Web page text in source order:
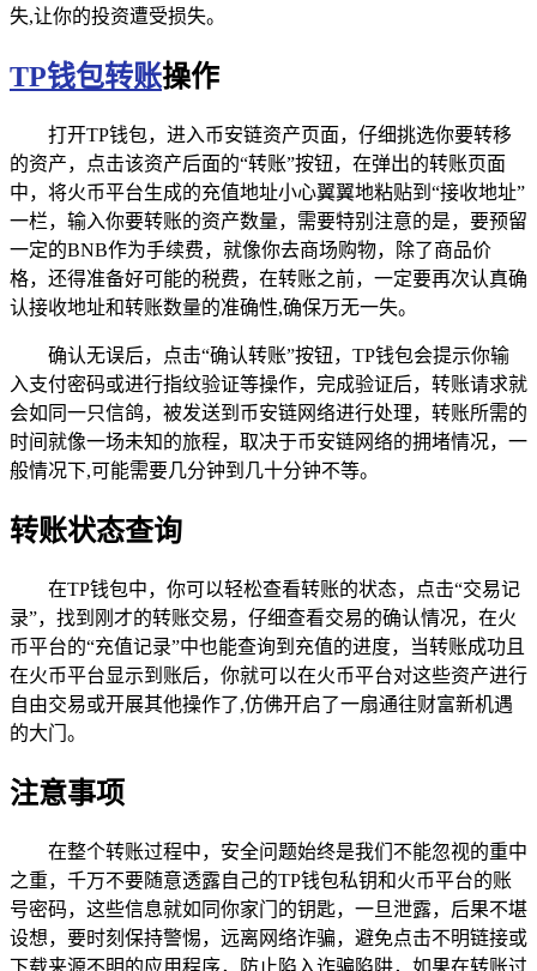
失,让你的投资遭受损失。
TP钱包转账操作
打开TP钱包，进入币安链资产页面，仔细挑选你要转移
的资产，点击该资产后面的“转账”按钮，在弹出的转账页面
中，将火币平台生成的充值地址小心翼翼地粘贴到“接收地址”
一栏，输入你要转账的资产数量，需要特别注意的是，要预留
一定的BNB作为手续费，就像你去商场购物，除了商品价
格，还得准备好可能的税费，在转账之前，一定要再次认真确
认接收地址和转账数量的准确性,确保万无一失。
确认无误后，点击“确认转账”按钮，TP钱包会提示你输
入支付密码或进行指纹验证等操作，完成验证后，转账请求就
会如同一只信鸽，被发送到币安链网络进行处理，转账所需的
时间就像一场未知的旅程，取决于币安链网络的拥堵情况，一
般情况下,可能需要几分钟到几十分钟不等。
转账状态查询
在TP钱包中，你可以轻松查看转账的状态，点击“交易记
录”，找到刚才的转账交易，仔细查看交易的确认情况，在火
币平台的“充值记录”中也能查询到充值的进度，当转账成功且
在火币平台显示到账后，你就可以在火币平台对这些资产进行
自由交易或开展其他操作了,仿佛开启了一扇通往财富新机遇
的大门。
注意事项
在整个转账过程中，安全问题始终是我们不能忽视的重中
之重，千万不要随意透露自己的TP钱包私钥和火币平台的账
号密码，这些信息就如同你家门的钥匙，一旦泄露，后果不堪
设想，要时刻保持警惕，远离网络诈骗，避免点击不明链接或
下载来源不明的应用程序，防止陷入诈骗陷阱，如果在转账过